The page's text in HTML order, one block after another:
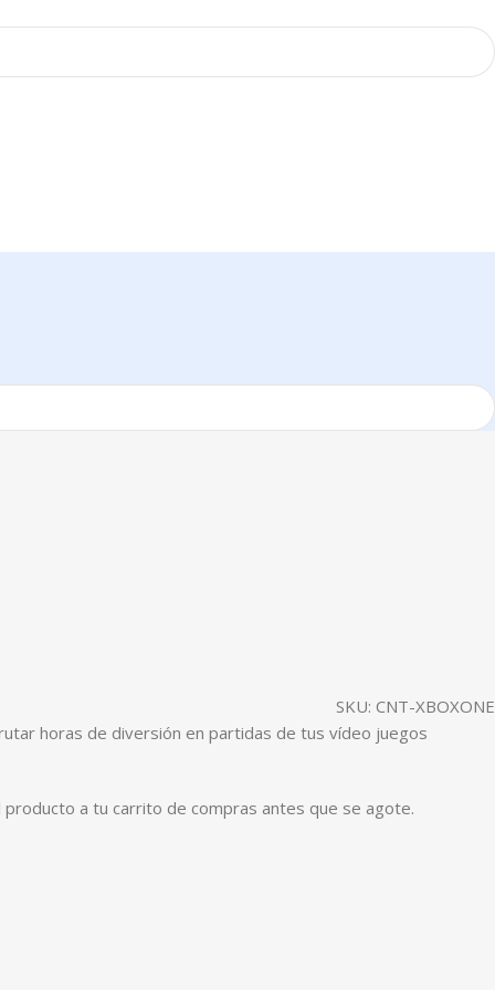
SKU: CNT-XBOXONE
horas de diversión en partidas de tus vídeo juegos
producto a tu carrito de compras antes que se agote.